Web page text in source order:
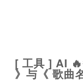
[ 工具 ] AI
》与《 歌曲